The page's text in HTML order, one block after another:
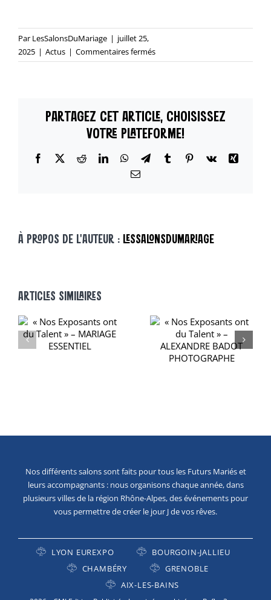
Par LesSalonsDuMariage | juillet 25,
2025 | Actus | Commentaires ferméssur
« Nos
Talent »
–
CHOCOLATS
PARTAGEZ CET ARTICLE, CHOISISSEZ
VOTRE PLATEFORME!
Facebook
X RedditLinkedInWhatsApp
TelegramTumblrPinterest
Vk
Xing
Email
À PROPOS DE L'AUTEUR : LESSALONSDUMARIAGE
ARTICLES SIMILAIRES
EXPOSANTS ONT
DU TALENT » –
« NOS
EXPOSANTS ONT
DU TALENT » –
Nos différents salons sont faits pour tous les Futurs Mariés et
leurs accompagnants : nous organisons chaque année, dans
plusieurs villes de la région Rhône-Alpes, des événements pour
vous permettre de créer le jour J de vos rêves.
LYON EUREXPO
BOURGOIN-JALLIEU
CHAMBÉRY
GRENOBLE
AIX-LES-BAINS